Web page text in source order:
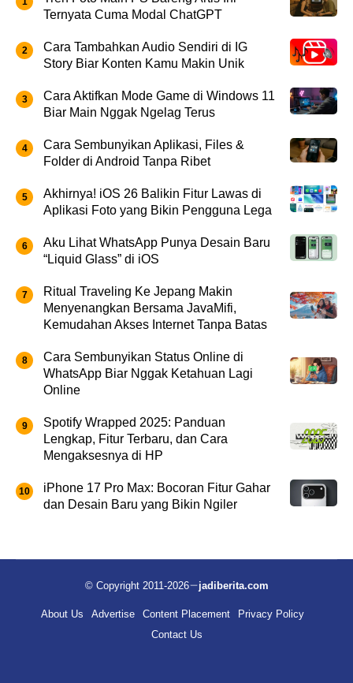
Ternyata Cuma Modal ChatGPT
Cara Tambahkan Audio Sendiri di IG
Story Biar Konten Kamu Makin Unik
Cara Aktifkan Mode Game di Windows 11
Biar Main Nggak Ngelag Terus
Cara Sembunyikan Aplikasi, Files &
Folder di Android Tanpa Ribet
Akhirnya! iOS 26 Balikin Fitur Lawas di
Aplikasi Foto yang Bikin Pengguna Lega
Aku Lihat WhatsApp Punya Desain Baru
“Liquid Glass” di iOS
Ritual Traveling Ke Jepang Makin
Menyenangkan Bersama JavaMifi,
Kemudahan Akses Internet Tanpa Batas
Cara Sembunyikan Status Online di
WhatsApp Biar Nggak Ketahuan Lagi
Online
Spotify Wrapped 2025: Panduan
Lengkap, Fitur Terbaru, dan Cara
Mengaksesnya di HP
iPhone 17 Pro Max: Bocoran Fitur Gahar
dan Desain Baru yang Bikin Ngiler
© Copyright 2011-2026 jadiberita.com
About Us Advertise Content Placement
Privacy Policy
Contact Us